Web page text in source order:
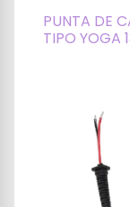
PUNTA DE
TIPO YOGA